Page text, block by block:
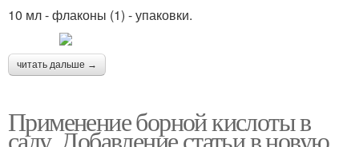
10 мл - флаконы (1) - упаковки.
читать дальше →
Применение борной кислоты в
саду. Добавление статьи в новую